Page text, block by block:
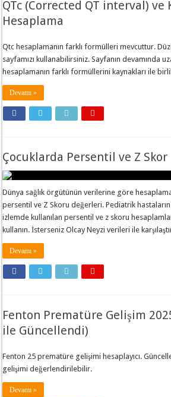
QTc (Corrected QT interval) ve
Hesaplama
Qtc hesaplamanın farklı formülleri mevcuttur.
sayfamızı kullanabilirsiniz. Sayfanın devamında
hesaplamanın farklı formüllerini kaynakları ile
Devamı »
Çocuklarda Persentil ve Z Skor
Dünya sağlık örgütünün verilerine göre
persentil ve Z Skoru değerleri. Pediatrik
izlemde kullanılan persentil ve z skoru
kullanın. İsterseniz Olcay Neyzi verileri ile
Devamı »
Fenton Prematüre Gelişim
ile Güncellendi)
Fenton 25 prematüre gelişimi hesaplayıcı.
gelişimi değerlendirilebilir.
Devamı »